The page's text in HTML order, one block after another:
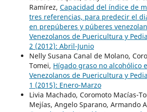
Ramírez, Capacidad del índice de
tres referencias, para predecir el
en prepúberes y púberes
Venezolanos de Puericultura y
2 (2012): Abril-Junio
Nelly Susana Canal de Molano,
Tomei, Hígado graso no alcohólico
Venezolanos de Puericultura y
1 (2015): Enero-Marzo
Livia Machado, Coromoto Macías-
Mejías, Angelo Sparano, Armando